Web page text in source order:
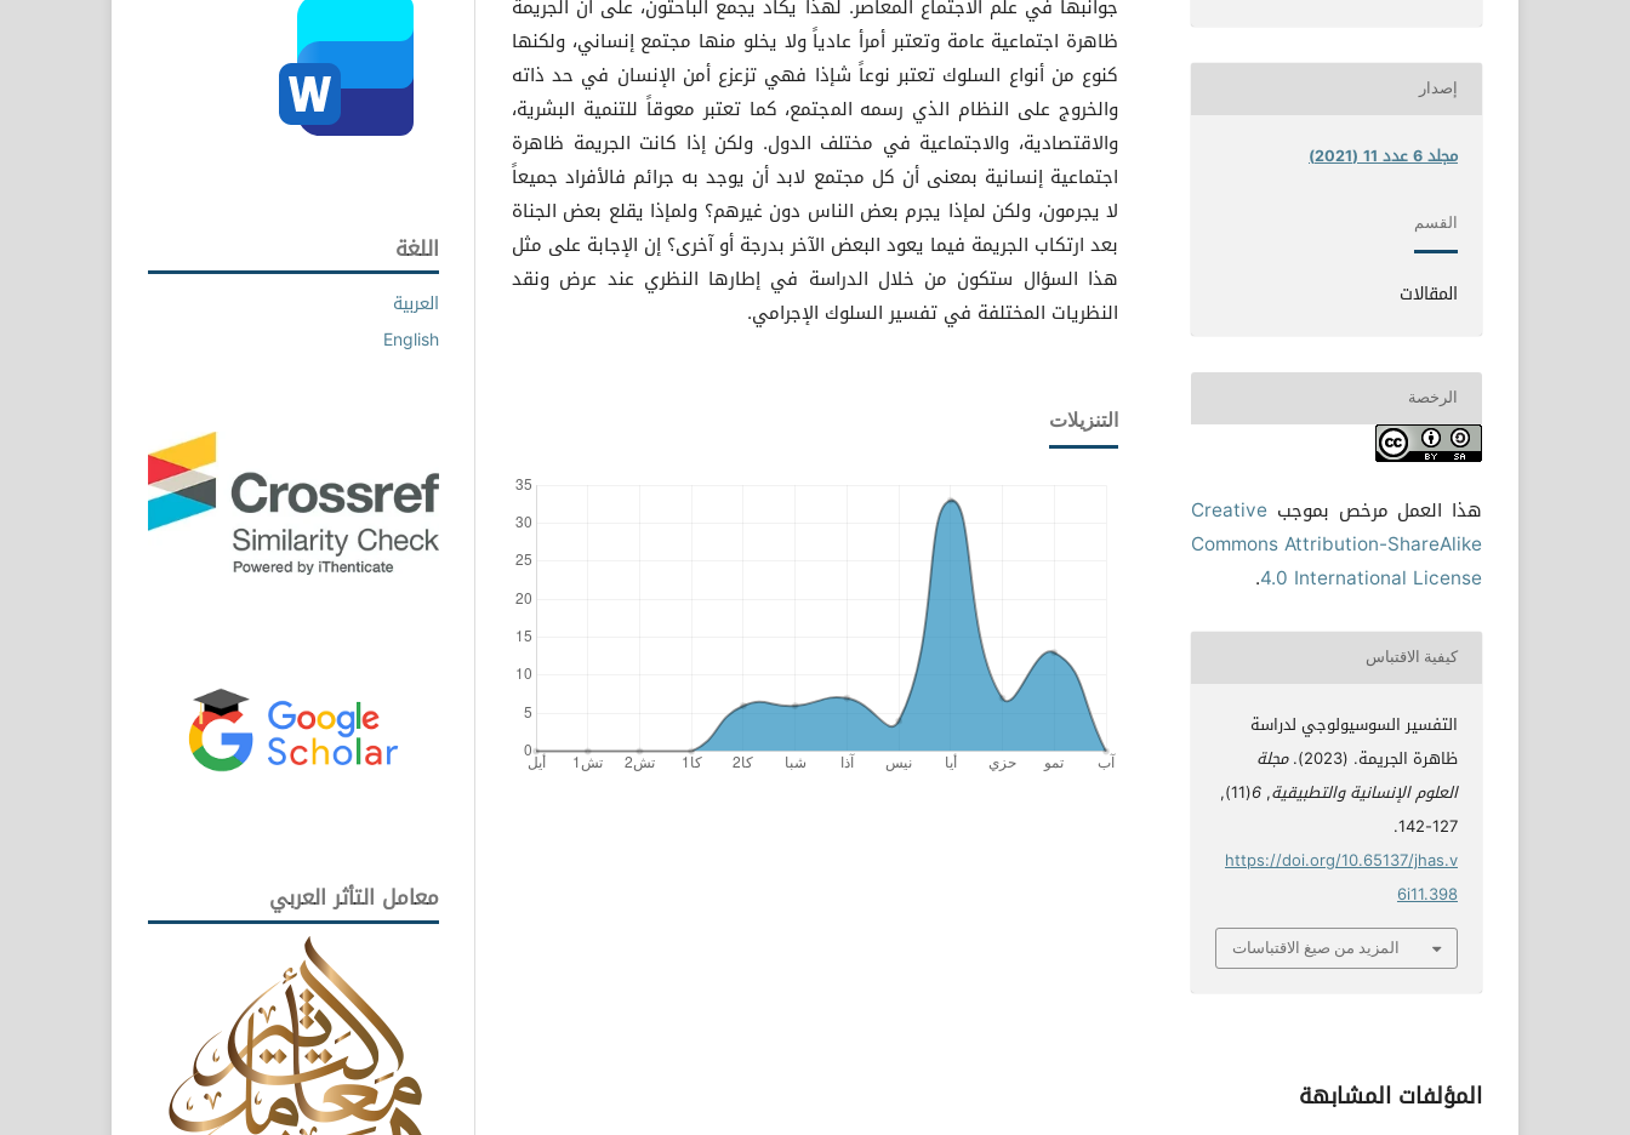
جوانبها في علم الاجتماع المعاصر. لهذا يكاد يجمع الباحثون، على أن الجريمة
ظاهرة اجتماعية عامة وتعتبر أمرأ عادياً ولا يخلو منها مجتمع إنساني، ولكنها
كنوع من أنواع السلوك تعتبر نوعاً شإذا فهي تزعزع أمن الإنسان في حد ذاته
والخروج على النظام الذي رسمه المجتمع، كما تعتبر معوقاً للتنمية البشرية،
والاقتصادية، والاجتماعية في مختلف الدول. ولكن إذا كانت الجريمة ظاهرة
اجتماعية إنسانية بمعنى أن كل مجتمع لابد أن يوجد به جرائم فالأفراد جميعاً
لا يجرمون، ولكن لمإذا يجرم بعض الناس دون غيرهم؟ ولمإذا يقلع بعض الجناة
بعد ارتكاب الجريمة فيما يعود البعض الآخر بدرجة أو آخرى؟ إن الإجابة على مثل
هذا السؤال ستكون من خلال الدراسة في إطارها النظري عند عرض ونقد
النظريات المختلفة في تفسير السلوك الإجرامي.
التنزيلات
إصدار
مجلد 6 عدد 11 (2021)
القسم
المقالات
الرخصة
هذا العمل مرخص بموجب Creative
Commons Attribution-ShareAlike
4.0 International License
.
كيفية الاقتباس
التفسير السوسيولوجي لدراسة
ظاهرة الجريمة. (2023).
مجلة
العلوم الإنسانية والتطبيقية,
6
(11),
127-142.
https://doi.org/10.65137/jhas.v
6i11.398
المزيد من صيغ الاقتباسات
المؤلفات المشابهة
اللغة
العربية
English
معامل التأثر العربي